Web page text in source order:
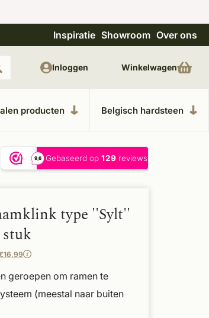
showroom in Kesteren Unieke
Inspiratie Showroom Over ons
producten Belgisch hardsteen
Inloggen Winkelwagen
type ''Sylt''
geroepen om ramen te
(meestal naar buiten